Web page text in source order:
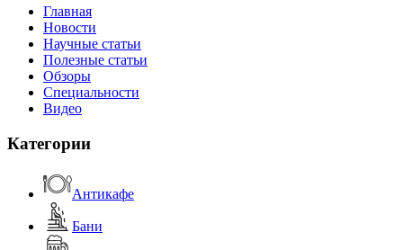
Главная
Новости
Научные статьи
Полезные статьи
Обзоры
Специальности
Видео
Категории
Антикафе
Бани